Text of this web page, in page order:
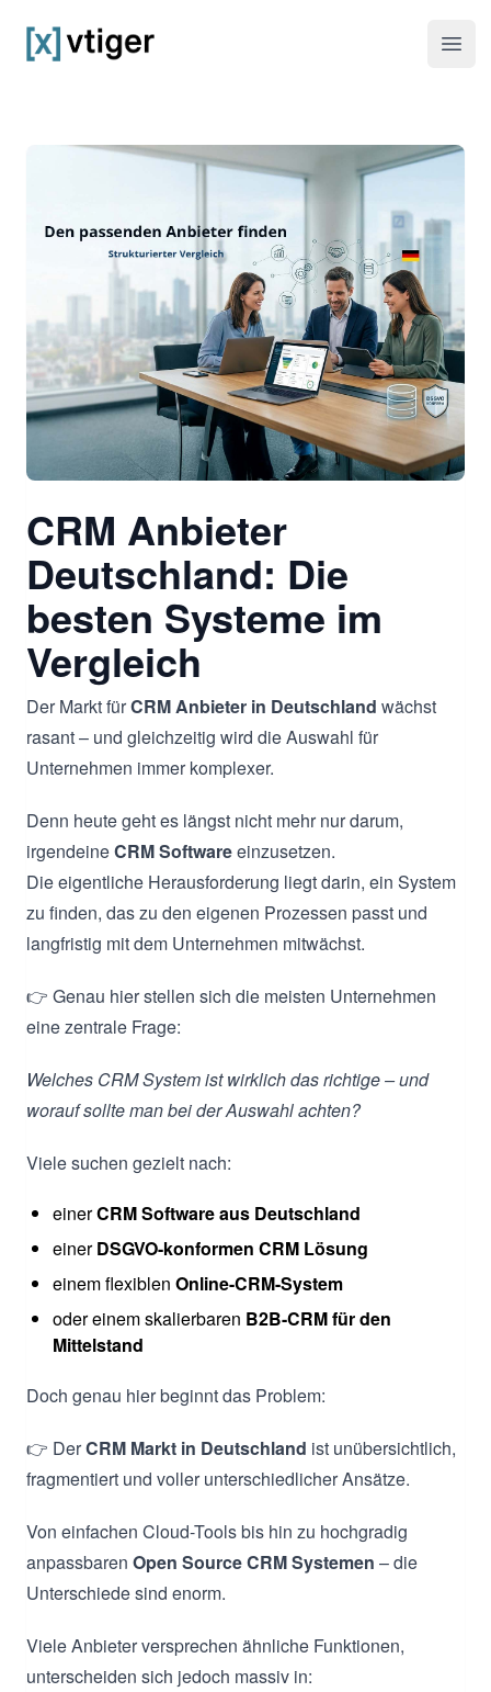
vtiger CRM
CRM Anbieter
Deutschland: Die
besten Systeme im
Vergleich
Der Markt fürCRM Anbieter in Deutschland wächst
rasant – und gleichzeitig wird die Auswahl für
Unternehmen immer komplexer.
Denn heute geht es längst nicht mehr nur darum,
irgendeineCRM Softwareeinzusetzen.
Die eigentliche Herausforderung liegt darin, ein System
zu finden, das zu den eigenen Prozessen passt und
langfristig mit dem Unternehmen mitwächst.
👉 Genau hier stellen sich die meisten Unternehmen
eine zentrale Frage:
Welches CRM System ist wirklich das richtige – und
worauf sollte man bei der Auswahl achten?
Viele suchen gezielt nach:
einerCRM Software aus Deutschland
einerDSGVO-konformen CRM Lösung
einem flexiblen Online-CRM-System
oder einem skalierbaren B2B-CRM für den
Mittelstand
Doch genau hier beginnt das Problem:
👉 DerCRM Markt in Deutschland ist unübersichtlich,
fragmentiert und voller unterschiedlicher Ansätze.
Von einfachen Cloud-Tools bis hin zu hochgradig
anpassbaren Open Source CRM Systemen – die
Unterschiede sind enorm.
Viele Anbieter versprechen ähnliche Funktionen,
unterscheiden sich jedoch massiv in: